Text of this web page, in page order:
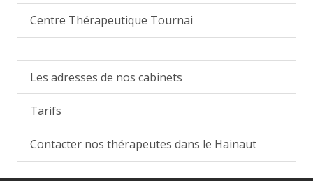
Centre Thérapeutique Tournai
Les adresses de nos cabinets
Tarifs
Contacter nos thérapeutes dans le Hainaut